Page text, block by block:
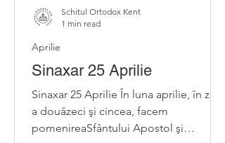
Sinaxar 25 Aprilie
Sinaxar 25 Aprilie În luna aprilie, în ziua
a douăzeci şi cincea, facem
pomenireaSfântului Apostol şi
Aprilie
Schitul Ortodox Kent
1 min read